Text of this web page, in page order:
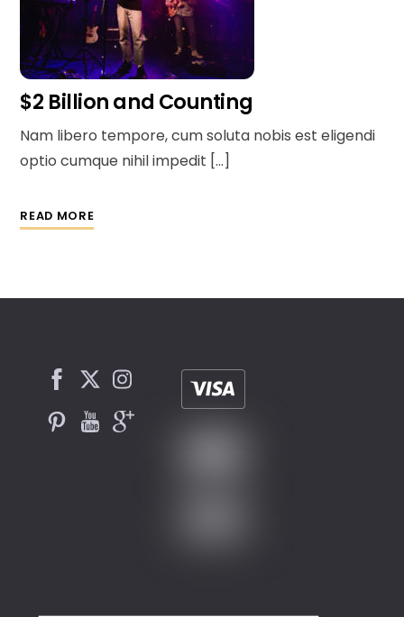
$2 Billion and Counting
Nam libero tempore, cum soluta nobis est eligendi
optio cumque nihil impedit […]
READ MORE
Facebook
TwitterInstagram
PinterestYouTubeGoogle